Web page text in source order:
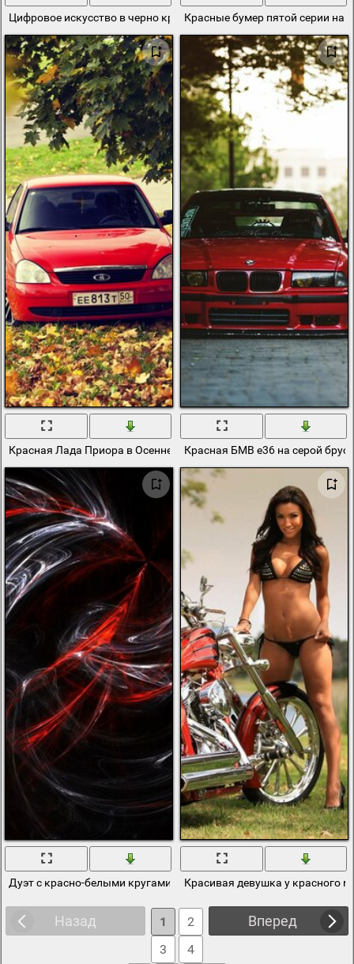
Цифровое искусство в черно красных цветахКрасные бумер пятой серии на
Красная Лада Приора в Осеннем ПаркеКрасная БМВ e36 на серой
Дуэт с красно-белыми кругами на черном фономКрасивая девушка у красного
Назад Вперед
1
2
3
4